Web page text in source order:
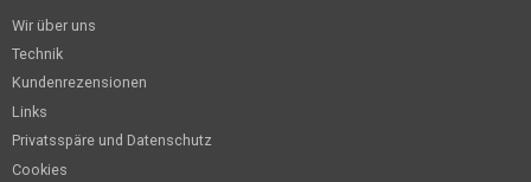
Wir über uns
Technik
Kundenrezensionen
Links
Privatsspäre und Datenschutz
Cookies